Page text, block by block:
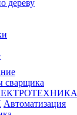
дереву
сварщика
Автоматизация